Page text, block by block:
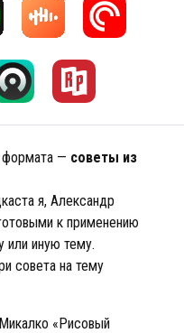
формата — советы из
я, Александр
к применению
или иную тему.
совета на тему
«Рисовый